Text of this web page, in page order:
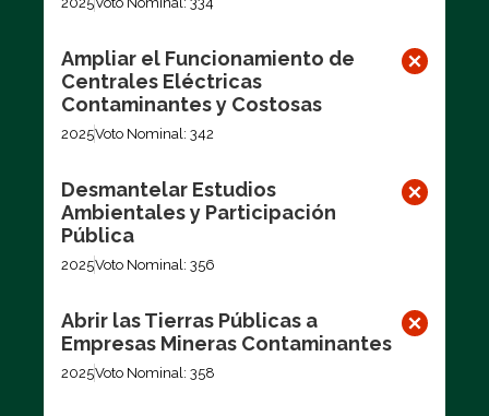
Ampliar el Funcionamiento de
Centrales Eléctricas
Contaminantes y Costosas
2025Voto Nominal: 342
Desmantelar Estudios
Ambientales y Participación
Pública
2025Voto Nominal: 356
Abrir las Tierras Públicas a
Empresas Mineras Contaminantes
2025Voto Nominal: 358